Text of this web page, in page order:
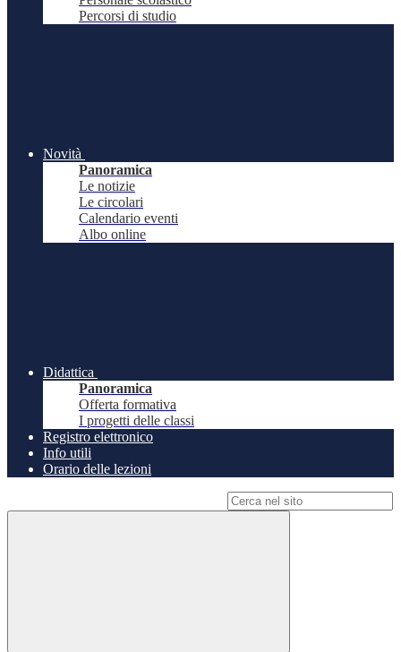
Percorsi di studio
Novità
Panoramica
Le notizie
Le circolari
Calendario eventi
Albo online
Didattica
Panoramica
Offerta formativa
I progetti delle classi
Registro elettronico
Info utili
Orario delle lezioni